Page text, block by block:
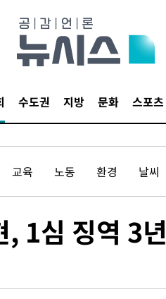
수도권 지방 문화 스포츠
교육 노동 환경 날씨
1심 징역 3년